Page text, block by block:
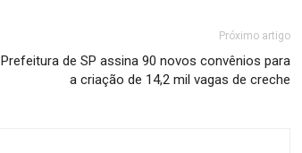
Próximo artigo
Prefeitura de SP assina 90 novos convênios para
a criação de 14,2 mil vagas de creche